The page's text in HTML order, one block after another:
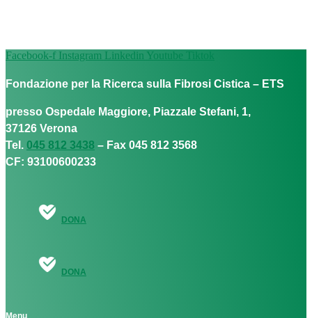
Facebook-f Instagram Linkedin Youtube Tiktok
Fondazione per la Ricerca sulla Fibrosi Cistica – ETS
presso Ospedale Maggiore, Piazzale Stefani, 1,
37126 Verona
Tel. 045 812 3438 – Fax 045 812 3568
CF: 93100600233
DONA
DONA
Menu